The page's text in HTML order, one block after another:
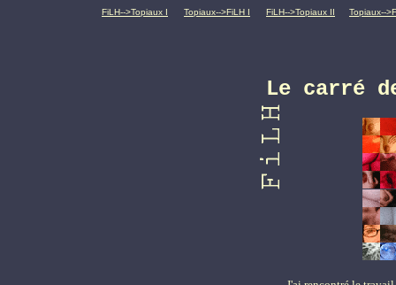
FiLH-->Topiaux I Topiaux-->FiLH I FiLH-->Topiaux II Topiaux--
Le carré